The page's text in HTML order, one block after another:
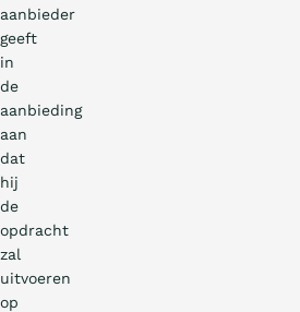
aanbieder
geeft
in
de
aanbieding
aan
dat
hij
de
opdracht
zal
uitvoeren
op